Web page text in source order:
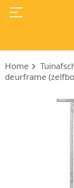
Home
deurframe